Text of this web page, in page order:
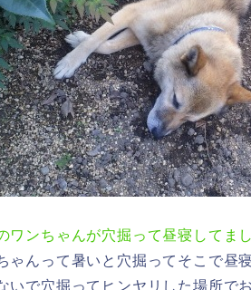
ワンちゃんが穴掘って昼寝してま
ゃんって暑いと穴掘ってそこで昼
いで穴掘ってヒンヤリした場所で